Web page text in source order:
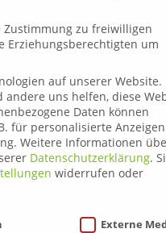
Zustimmung zu freiwilligen
Erziehungsberechtigten um
auf unserer Website.
uns helfen, diese
Daten können
für personalisierte
Weitere Informationen
Datenschutzerklärung.
widerrufen oder
Externe